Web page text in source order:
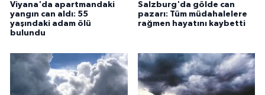
Viyana'da apartmandaki
yangın can aldı: 55
yaşındaki adam ölü
bulundu
Salzburg'da gölde can
pazarı: Tüm müdahalelere
rağmen hayatını kaybetti